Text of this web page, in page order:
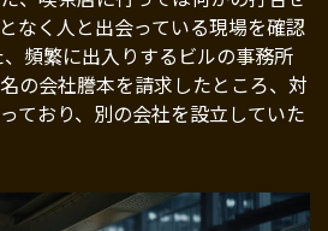
なく人と出会っている現場を確認
頻繁に出入りするビルの事務所
の会社謄本を請求したところ、対
ており、別の会社を設立していた